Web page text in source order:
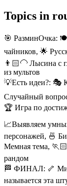
Topics in
🎯 РазминОчка: 🍽️
чайников, 🌟
👨🏻‍🦲 Лысина с
из мультов
💡Есть идеи?: 🎭
Случайный
🏆 Игра по
📈Выявляем
персонажей, 🍜
Мемная тема,
рандом
🏁 ФИНАЛ: 🦴
называется эта